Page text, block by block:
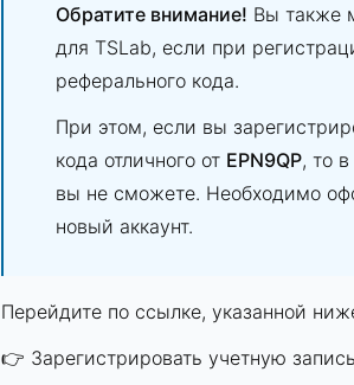
Обратите внимание! Вы также
для TSLab, если при
реферального кода.
При этом, если вы
кода отличного от EPN9QP, то
вы не сможете. Необходимо
новый аккаунт.
Перейдите по ссылке, указанной
👉 Зарегистрировать учетную